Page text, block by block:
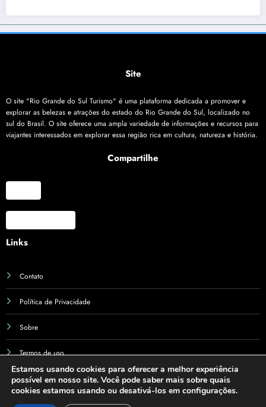
Site
O site "Rio Grande do Sul Turismo" é uma plataforma dedicada a promover e
explorar as belezas e atrações do estado do Rio Grande do Sul, localizado no
sul do Brasil. O site oferece uma ampla variedade de informações e recursos para
viajantes interessados em explorar essa região rica em cultura, natureza e história.
Compartilhe
Links
Contato
Política de Privacidade
Sobre
Termos de uso
Estamos usando cookies para oferecer a melhor experiência
possível em nosso site. Você pode saber mais sobre quais
cookies estamos usando ou desativá-los em configurações.